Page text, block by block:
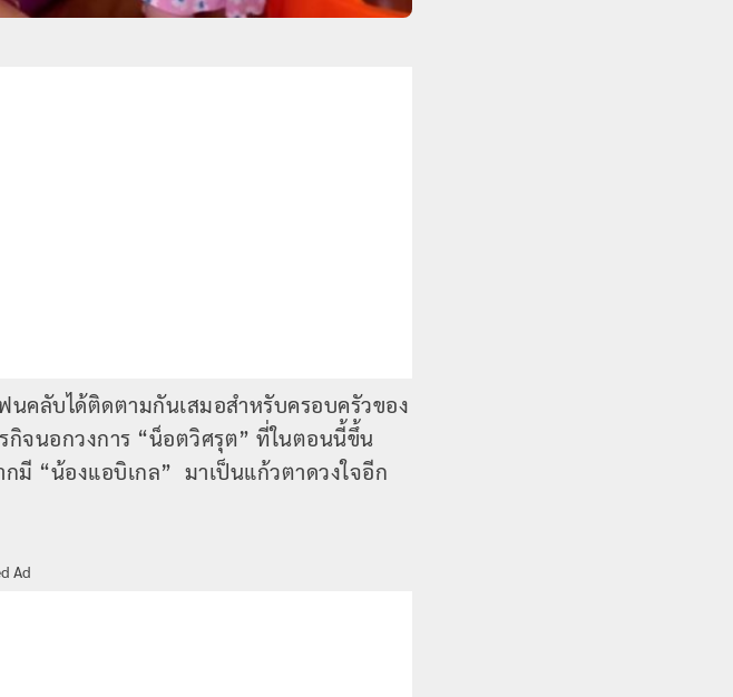
คลับได้ติดตามกันเสมอสำหรับครอบครัวของ
จนอกวงการ “น็อตวิศรุต” ที่ในตอนนี้ขึ้น
“น้องแอบิเกล” มาเป็นแก้วตาดวงใจอีก
Ad